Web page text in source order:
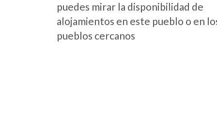
puedes mirar la disponibilidad de
alojamientos en este pueblo o en
pueblos cercanos